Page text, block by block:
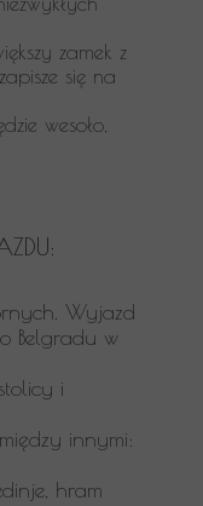
zamek z
się na
wesoło,
Wyjazd
Belgradu w
i
innymi:
hram